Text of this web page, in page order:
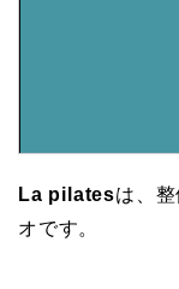
La pilatesは、
オです。